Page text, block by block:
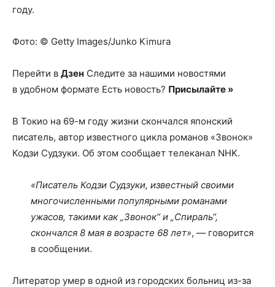
году.
Фото: © Getty Images/Junko Kimura
Перейти в Дзен Следите за нашими новостями
в удобном формате Есть новость? Присылайте »
В Токио на 69-м году жизни скончался японский
писатель, автор известного цикла романов «Звонок»
Кодзи Судзуки. Об этом сообщает телеканал NHK.
«Писатель Кодзи Судзуки, известный своими
многочисленными популярными романами
ужасов, такими как „Звонок“ и „Спираль“,
скончался 8 мая в возрасте 68 лет», — говорится
в сообщении.
Литератор умер в одной из городских больниц из-за